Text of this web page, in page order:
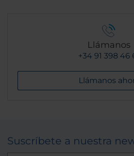
Llámanos
+34 91 398 46
Llámanos
Suscríbete a nuestra